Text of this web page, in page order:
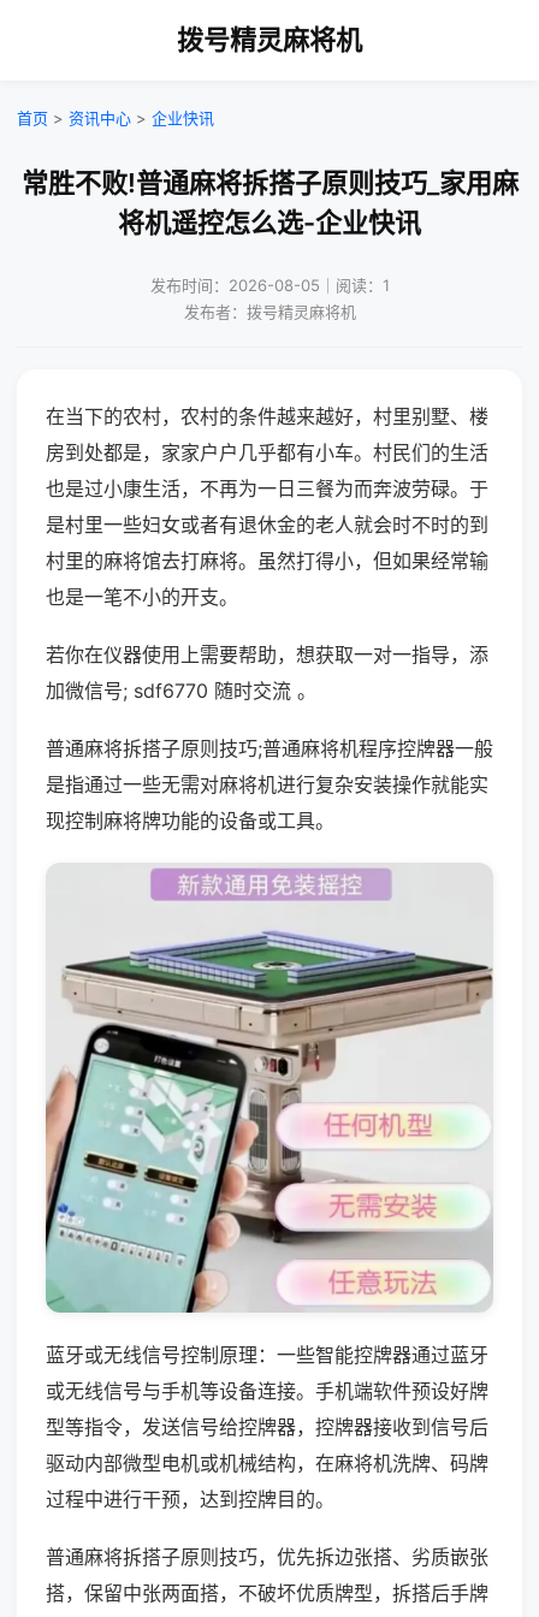
拨号精灵麻将机
首页 > 资讯中心 > 企业快讯
常胜不败!普通麻将拆搭子原则技巧_家用麻
将机遥控怎么选-企业快讯
发布时间：2026-08-05｜阅读：1
发布者：拨号精灵麻将机
在当下的农村，农村的条件越来越好，村里别墅、楼
房到处都是，家家户户几乎都有小车。村民们的生活
也是过小康生活，不再为一日三餐为而奔波劳碌。于
是村里一些妇女或者有退休金的老人就会时不时的到
村里的麻将馆去打麻将。虽然打得小，但如果经常输
也是一笔不小的开支。
若你在仪器使用上需要帮助，想获取一对一指导，添
加微信号; sdf6770 随时交流 。
普通麻将拆搭子原则技巧;普通麻将机程序控牌器一般
是指通过一些无需对麻将机进行复杂安装操作就能实
现控制麻将牌功能的设备或工具。
蓝牙或无线信号控制原理：一些智能控牌器通过蓝牙
或无线信号与手机等设备连接。手机端软件预设好牌
型等指令，发送信号给控牌器，控牌器接收到信号后
驱动内部微型电机或机械结构，在麻将机洗牌、码牌
过程中进行干预，达到控牌目的。
普通麻将拆搭子原则技巧，优先拆边张搭、劣质嵌张
搭，保留中张两面搭，不破坏优质牌型，拆搭后手牌